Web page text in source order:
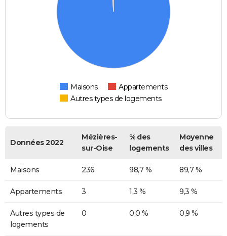
Maisons
Appartements
Autres types de logements
Données 2022
Mézières-
sur-Oise
% des
logements
Moyenne
des villes
Maisons 236 98,7 % 89,7 %
Appartements 3 1,3 % 9,3 %
Autres types de
logements
0 0,0 % 0,9 %